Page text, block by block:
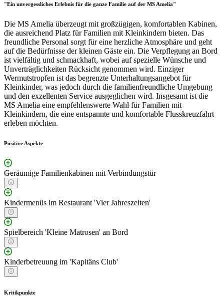
"Ein unvergessliches Erlebnis für die ganze Familie auf der MS Amelia"
Die MS Amelia überzeugt mit großzügigen, komfortablen Kabinen,
die ausreichend Platz für Familien mit Kleinkindern bieten. Das
freundliche Personal sorgt für eine herzliche Atmosphäre und geht
auf die Bedürfnisse der kleinen Gäste ein. Die Verpflegung an Bord
ist vielfältig und schmackhaft, wobei auf spezielle Wünsche und
Unverträglichkeiten Rücksicht genommen wird. Einziger
Wermutstropfen ist das begrenzte Unterhaltungsangebot für
Kleinkinder, was jedoch durch die familienfreundliche Umgebung
und den exzellenten Service ausgeglichen wird. Insgesamt ist die
MS Amelia eine empfehlenswerte Wahl für Familien mit
Kleinkindern, die eine entspannte und komfortable Flusskreuzfahrt
erleben möchten.
Positive Aspekte
Geräumige Familienkabinen mit Verbindungstür
Kindermenüs im Restaurant 'Vier Jahreszeiten'
Spielbereich 'Kleine Matrosen' an Bord
Kinderbetreuung im 'Kapitäns Club'
Kritikpunkte